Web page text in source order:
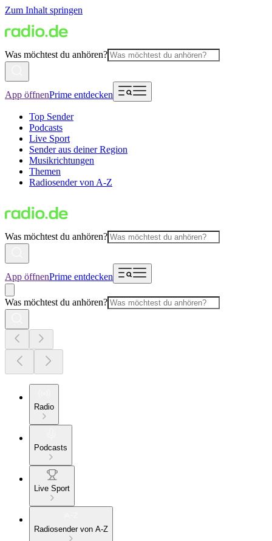
Zum Inhalt springen
Was möchtest du anhören?
App öffnenPrime entdecken
Top Sender
Podcasts
Live Sport
Sender aus deiner Region
Musikrichtungen
Themen
Radiosender von A-Z
Was möchtest du anhören?
App öffnenPrime entdecken
Was möchtest du anhören?
Radio
Podcasts
Live Sport
Radiosender von A-Z